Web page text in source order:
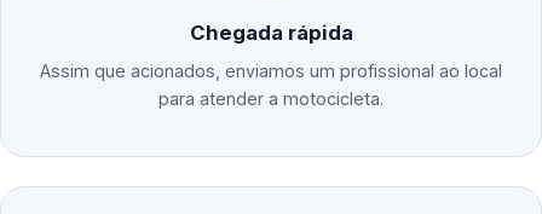
Chegada rápida
Assim que acionados, enviamos um profissional ao local
para atender a motocicleta.